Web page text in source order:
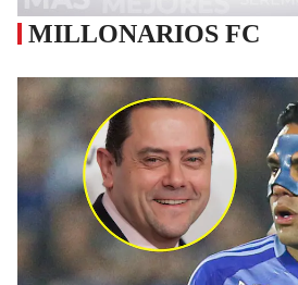
MILLONARIOS FC